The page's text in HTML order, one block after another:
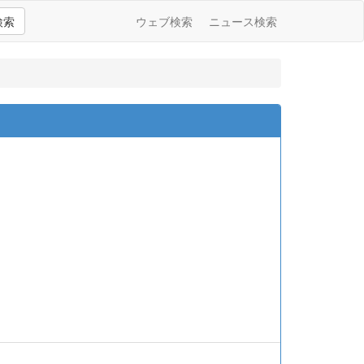
索 ウェブ検索 ニュース検索